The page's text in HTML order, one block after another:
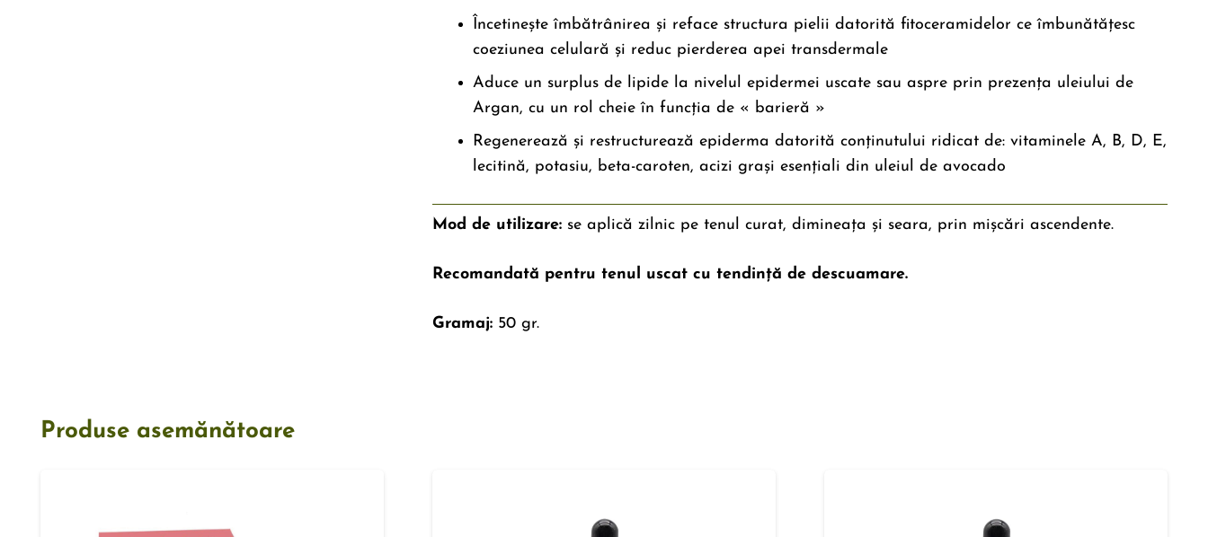
Încetinește îmbătrânirea și reface structura pielii datorită fitoceramidelor ce îmbunătățesc
coeziunea celulară și reduc pierderea apei transdermale
Aduce un surplus de lipide la nivelul epidermei uscate sau aspre prin prezența uleiului de
Argan, cu un rol cheie în funcția de « barieră »
Regenerează și restructurează epiderma datorită conținutului ridicat de: vitaminele A, B, D, E,
lecitină, potasiu, beta-caroten, acizi grași esențiali din uleiul de avocado
Mod de utilizare:se aplică zilnic pe tenul curat, dimineața și seara, prin mișcări ascendente.
Recomandată pentru tenul uscat cu tendință de descuamare.
Gramaj:50 gr.
Produse asemănătoare